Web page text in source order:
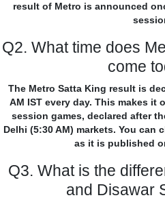
result of Metro is announced
Q2. What time does
come
The Metro Satta King result is
AM IST every day. This makes it
session games, declared after
Delhi (5:30 AM) markets. You can
as it is published
Q3. What is the
and Disawar